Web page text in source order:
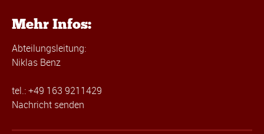
Mehr Infos:
Abteilungsleitung:
Niklas Benz
tel.: +49 163 9211429
Nachricht senden